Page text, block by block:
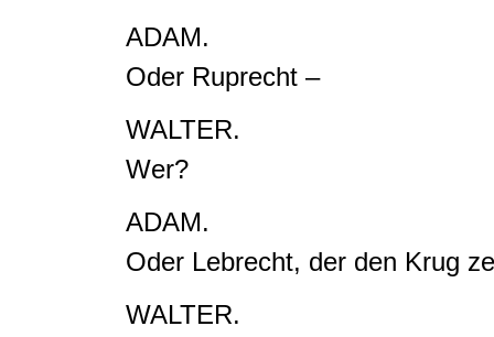
ADAM.
Oder Ruprecht –
WALTER.
Wer?
ADAM.
Oder Lebrecht, der den Krug
WALTER.